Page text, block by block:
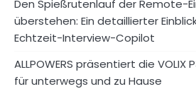
Den Spießrutenlauf der Remote-
überstehen: Ein detaillierter
Echtzeit-Interview-Copilot
ALLPOWERS präsentiert die VOLIX
für unterwegs und zu Hause